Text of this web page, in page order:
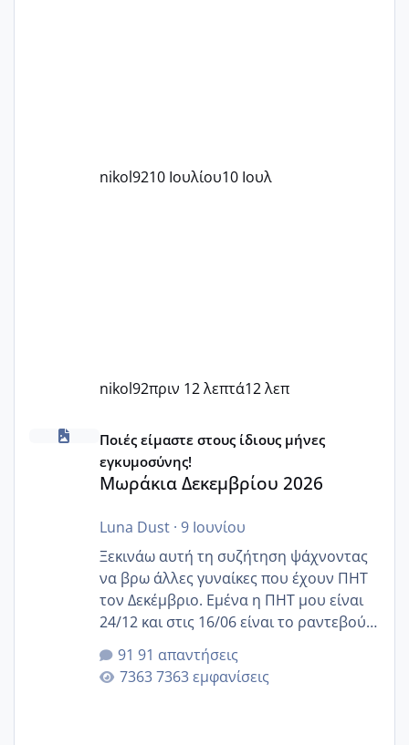
nikol9210 Ιουλίου10 Ιουλ
nikol92πριν 12 λεπτά12 λεπ
Μωράκια Δεκεμβρίου 2026
Ποιές είμαστε στους ίδιους μήνες
εγκυμοσύνης!
Μωράκια Δεκεμβρίου 2026
Luna Dust· 9 Ιουνίου
Ξεκινάω αυτή τη συζήτηση ψάχνοντας
να βρω άλλες γυναίκες που έχουν ΠΗΤ
τον Δεκέμβριο. Εμένα η ΠΗΤ μου είναι
24/12 και στις 16/06 είναι το ραντεβού
της αυχενικής διαφάνειας. Έχω αρκετό
άγχος και οι μέρες δεν φαίνεται να
περνάνε με τίποτα.
91 απαντήσεις
7363 εμφανίσεις